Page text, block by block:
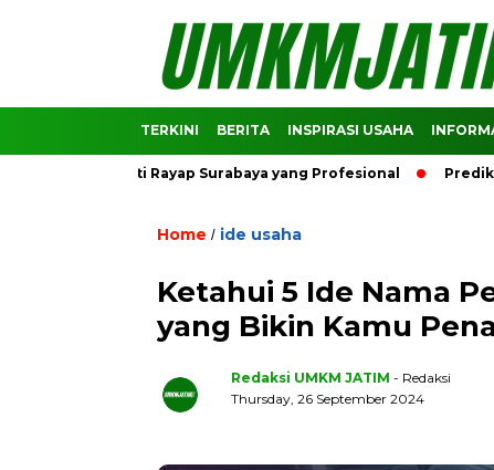
TERKINI BERITA INSPIRASI USAHA
Jasa Anti Rayap Surabaya yang Profesional Prediksi
Home / ide usaha
Ketahui 5 Ide Nama
yang Bikin Kamu
Redaksi UMKM JATIM - Redaksi
Thursday, 26 September 2024